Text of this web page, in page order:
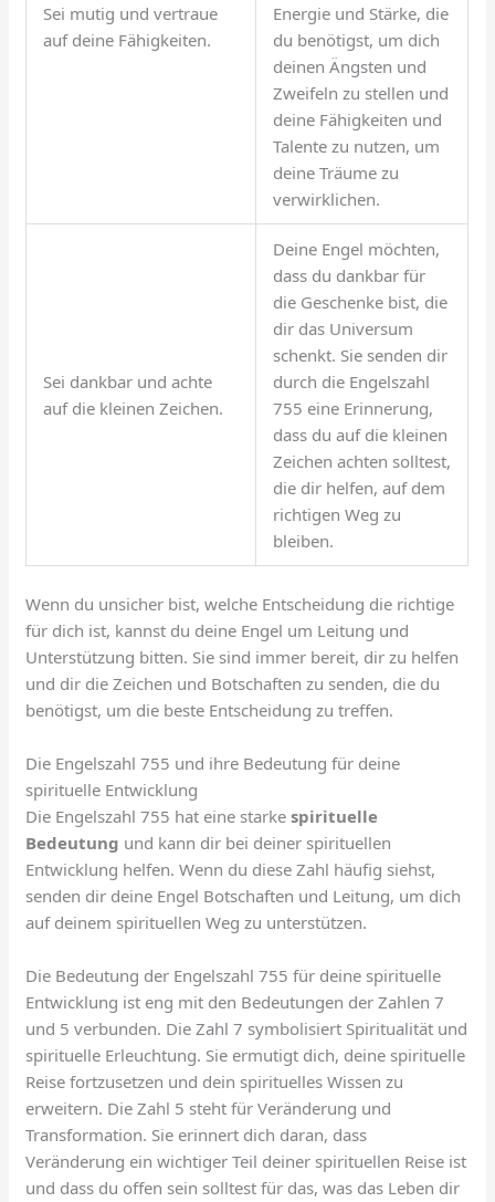
Sei mutig und vertraue
auf deine Fähigkeiten.
Energie und Stärke, die
du benötigst, um dich
deinen Ängsten und
Zweifeln zu stellen und
deine Fähigkeiten und
Talente zu nutzen, um
deine Träume zu
verwirklichen.
Sei dankbar und achte
auf die kleinen Zeichen.
Deine Engel möchten,
dass du dankbar für
die Geschenke bist, die
dir das Universum
schenkt. Sie senden dir
durch die Engelszahl
755 eine Erinnerung,
dass du auf die kleinen
Zeichen achten solltest,
die dir helfen, auf dem
richtigen Weg zu
bleiben.
Wenn du unsicher bist, welche Entscheidung die richtige
für dich ist, kannst du deine Engel um Leitung und
Unterstützung bitten. Sie sind immer bereit, dir zu helfen
und dir die Zeichen und Botschaften zu senden, die du
benötigst, um die beste Entscheidung zu treffen.
Die Engelszahl 755 und ihre Bedeutung für deine
spirituelle Entwicklung
Die Engelszahl 755 hat eine starkespirituelle
Bedeutung und kann dir bei deiner spirituellen
Entwicklung helfen. Wenn du diese Zahl häufig siehst,
senden dir deine Engel Botschaften und Leitung, um dich
auf deinem spirituellen Weg zu unterstützen.
Die Bedeutung der Engelszahl 755 für deine spirituelle
Entwicklung ist eng mit den Bedeutungen der Zahlen 7
und 5 verbunden. Die Zahl 7 symbolisiert Spiritualität und
spirituelle Erleuchtung. Sie ermutigt dich, deine spirituelle
Reise fortzusetzen und dein spirituelles Wissen zu
erweitern. Die Zahl 5 steht für Veränderung und
Transformation. Sie erinnert dich daran, dass
Veränderung ein wichtiger Teil deiner spirituellen Reise ist
und dass du offen sein solltest für das, was das Leben dir